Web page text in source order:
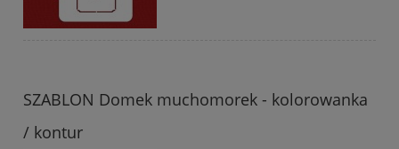
SZABLON Domek muchomorek - kolorowanka
/ kontur